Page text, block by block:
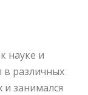
науке и
в различных
и занимался